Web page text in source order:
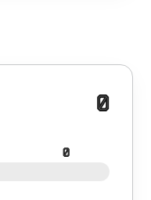
0
0